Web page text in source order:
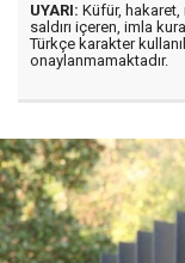
UYARI: Küfür,
saldırı içeren, imla
Türkçe karakter
onaylanmamaktadır.